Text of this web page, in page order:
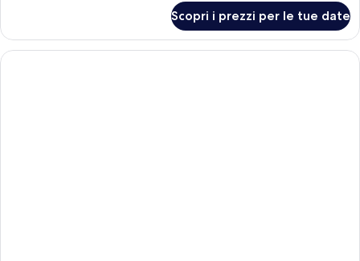
singoli
Standard,
letti
Scopri i prezzi per le tue date